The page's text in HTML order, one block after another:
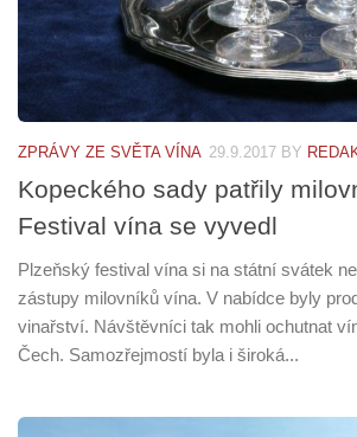
ZPRÁVY ZE SVĚTA VÍNA 29.9.2017 BY
Kopeckého sady patřily
Festival vína se vyvedl
Plzeňský festival vína si na státní svátek
zástupy milovníků vína. V nabídce byly
vinařství. Návštěvníci tak mohli ochutnat
Čech. Samozřejmostí byla i široká...